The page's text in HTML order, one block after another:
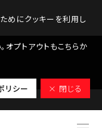
めにクッキーを利用し
オプトアウトもこちらか
リシー × 閉じる